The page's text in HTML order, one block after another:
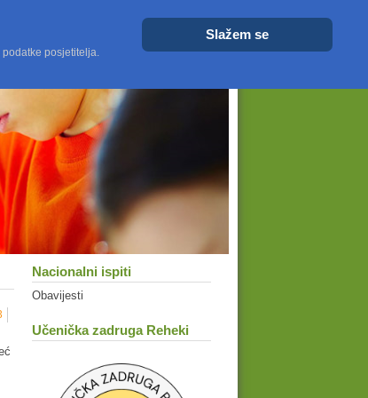
Resetiraj Manje
Nacionalni ispiti
Obavijesti
Učenička zadruga Reheki
posjetitelja.
Slažem se